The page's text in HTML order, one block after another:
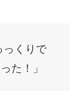
っくりで
た！」